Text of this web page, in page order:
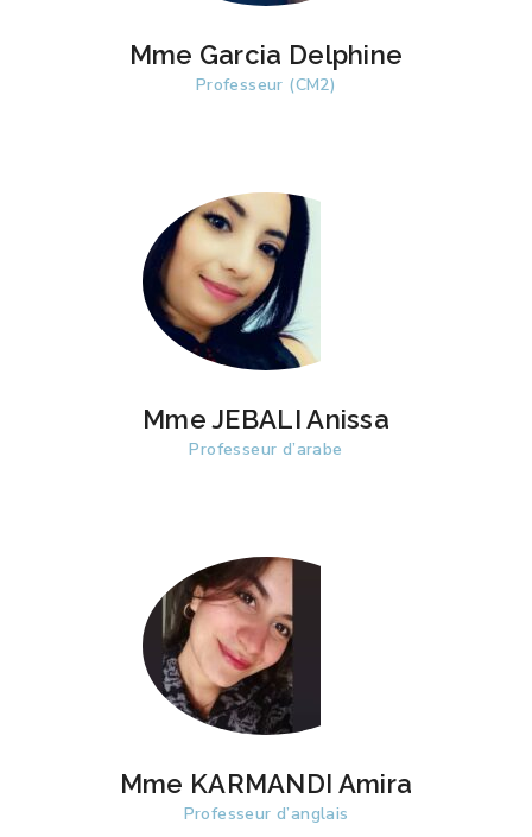
Mme Garcia Delphine
Professeur (CM2)
Mme JEBALI Anissa
Professeur d’arabe
Mme KARMANDI Amira
Professeur d’anglais